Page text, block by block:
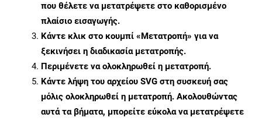
που θέλετε να μετατρέψετε στο καθορισμένο
πλαίσιο εισαγωγής.
Κάντε κλικ στο κουμπί «Μετατροπή» για να
ξεκινήσει η διαδικασία μετατροπής.
Περιμένετε να ολοκληρωθεί η μετατροπή.
Κάντε λήψη του αρχείου SVG στη συσκευή σας
μόλις ολοκληρωθεί η μετατροπή. Ακολουθώντας
αυτά τα βήματα, μπορείτε εύκολα να μετατρέψετε